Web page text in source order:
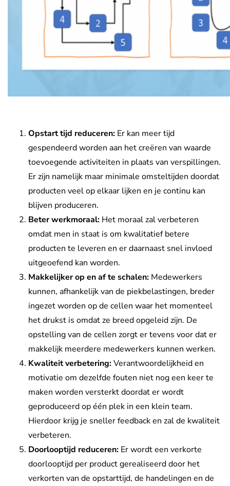
Opstart tijd reduceren: Er kan meer tijd
gespendeerd worden aan het creëren van waarde
toevoegende activiteiten in plaats van verspillingen.
Er zijn namelijk maar minimale omsteltijden doordat
producten veel op elkaar lijken en je continu kan
blijven produceren.
Beter werkmoraal: Het moraal zal verbeteren
omdat men in staat is om kwalitatief betere
producten te leveren en er daarnaast snel invloed
uitgeoefend kan worden.
Makkelijker op en af te schalen: Medewerkers
kunnen, afhankelijk van de piekbelastingen, breder
ingezet worden op de cellen waar het momenteel
het drukst is omdat ze breed opgeleid zijn. De
opstelling van de cellen zorgt er tevens voor dat er
makkelijk meerdere medewerkers kunnen werken.
Kwaliteit verbetering:Verantwoordelijkheid en
motivatie om dezelfde fouten niet nog een keer te
maken worden versterkt doordat er wordt
geproduceerd op één plek in een klein team.
Hierdoor krijg je sneller feedback en zal de kwaliteit
verbeteren.
Doorlooptijd reduceren: Er wordt een verkorte
doorlooptijd per product gerealiseerd door het
verkorten van de opstarttijd, de handelingen en de